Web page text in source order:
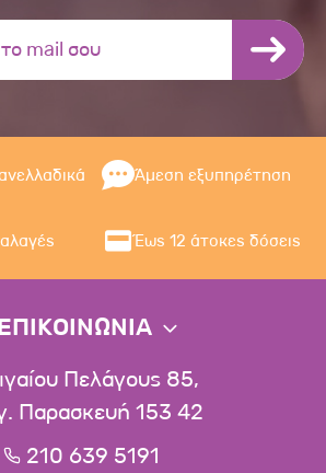
Άμεση εξυπηρέτηση
Έως 12 άτοκες δόσεις
Πελάγους 85,
Παρασκευή 153 42
210 639 5191